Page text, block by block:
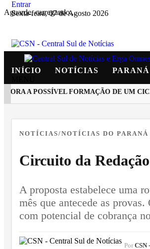
Aguarde, carregando...
Entrar
Sexta-feira, 07 de Agosto 2026
INÍCIO NOTÍCIAS PARANÁ
A POSSÍVEL FORMAÇÃO DE UM
NOTÍCIAS/NOTÍCIAS DO PARANÁ
Circuito da
A proposta estabelece uma
mês que antecede as
com potencial de cobrança
Por CSN